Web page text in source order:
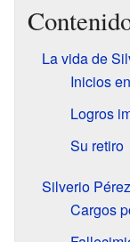
La vida de
Inicios
Logros
Su retiro
Silverio
Cargos